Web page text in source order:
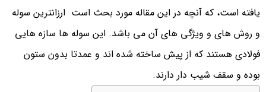
یافته است، که آنچه در این مقاله مورد بحث است ارزانترین سوله
و روش های و ویژگی های آن می باشد. این سوله ها سازه هایی
فولادی هستند که از پیش ساخته شده اند و عمدتا بدون ستون
بوده و سقف شیب دار دارند.